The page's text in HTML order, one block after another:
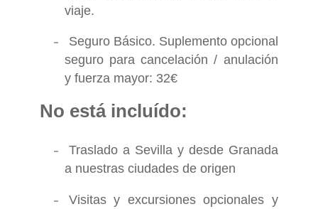
viaje.
Seguro Básico. Suplemento opcional
seguro para cancelación / anulación
y fuerza mayor: 32€
No está incluído:
Traslado a Sevilla y desde Granada
a nuestras ciudades de origen
Visitas y excursiones opcionales y